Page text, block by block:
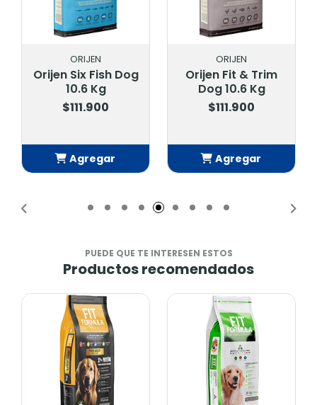
ORIJEN
Orijen Six Fish Dog
10.6 Kg
$111.900
Agregar
ORIJEN
Orijen Fit & Trim
Dog 10.6 Kg
$111.900
Agregar
PUEDE QUE TE INTERESEN ESTOS
Productos recomendados